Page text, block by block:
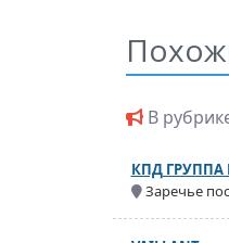
В
КПД
Заречье